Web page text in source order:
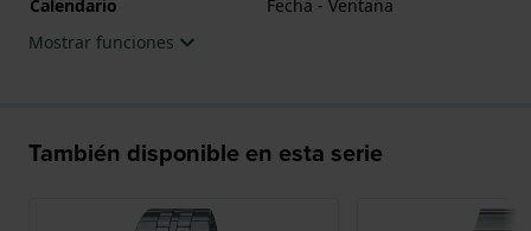
Calendario
Fecha - Ventana
Mostrar funciones
También disponible en esta serie